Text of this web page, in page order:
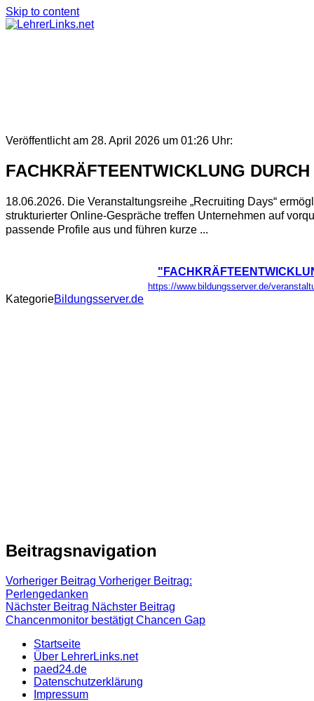
Skip to content
Veröffentlicht am 28. April 2026 um 01:26 Uhr:
FACHKRÄFTEENTWICKLUNG
18.06.2026. Die Veranstaltungsreihe „Recruiting Days“
strukturierter Online-Gespräche treffen Unternehmen auf
passende Profile aus und führen kurze ...
https://www.bildungsserver.de/
KategorieBildungsserver.de
Beitragsnavigation
Vorheriger Beitrag Vorheriger Beitrag:
Perlengedanken
Nächster Beitrag Nächster Beitrag
Chancenmonitor bestätigt Chancen Gap
Startseite
Über LehrerLinks.net
paed24.de
Datenschutzerklärung
Impressum